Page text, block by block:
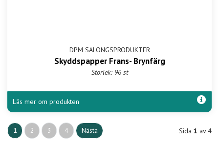
DPM SALONGSPRODUKTER
Skyddspapper Frans- Brynfärg
Storlek: 96 st
Läs mer om produkten
1 2 3 4 Nästa Sida 1 av 4